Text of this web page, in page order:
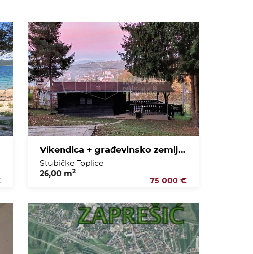
Vikendica + građevinsko zemljište s panoramskim pogledom na Stubičke Toplice!
Stubičke Toplice
26,00 m2
75 000 €